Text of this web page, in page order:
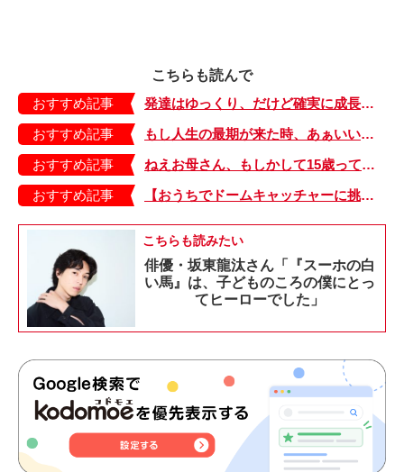
こちらも読んで
おすすめ記事
発達はゆっくり、だけど確実に成長してるって実感できる【少し大変で、すっごく幸せ～ドラベ症候群の娘と心臓に毛の生えた母～・46】
おすすめ記事
もし人生の最期が来た時、あぁいい人生だったなぁと思える瞬間がいくつもあって…【えちがわのりゆきの「センチメンタルおとうたん」・100】
おすすめ記事
ねえお母さん、もしかして15歳って…？人生にしんどそうな娘に母がかけた言葉は…【大きくなってく娘と私・79】
おすすめ記事
【おうちでドームキャッチャーに挑戦だ】アンパンマン わくわくドームキャッチャー
こちらも読みたい
俳優・坂東龍汰さん「『スーホの白
い馬』は、子どものころの僕にとっ
てヒーローでした」